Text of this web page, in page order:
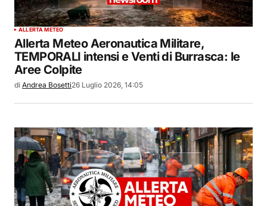
ALLERTA METEO
Allerta Meteo Aeronautica Militare,
TEMPORALI intensi e Venti di Burrasca: le
Aree Colpite
di Andrea Bosetti26 Luglio 2026, 14:05